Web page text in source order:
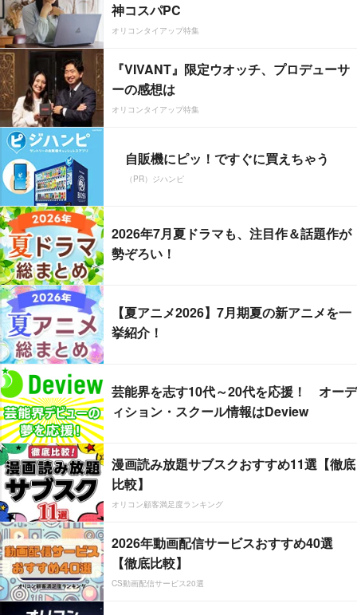
神コスパPC
オリコンタイアップ特集
『VIVANT』限定ウオッチ、プロデューサ
ーの感想は
オリコンタイアップ特集
自販機にピッ！ですぐに買えちゃう
（PR）ジハンピ
2026年7月夏ドラマも、注目作＆話題作が
勢ぞろい！
【夏アニメ2026】7月期夏の新アニメを一
挙紹介！
芸能界を志す10代～20代を応援！ オーデ
ィション・スクール情報はDeview
漫画読み放題サブスクおすすめ11選【徹底
比較】
オリコン顧客満足度ランキング
2026年動画配信サービスおすすめ40選
【徹底比較】
CS動画配信サービス20選